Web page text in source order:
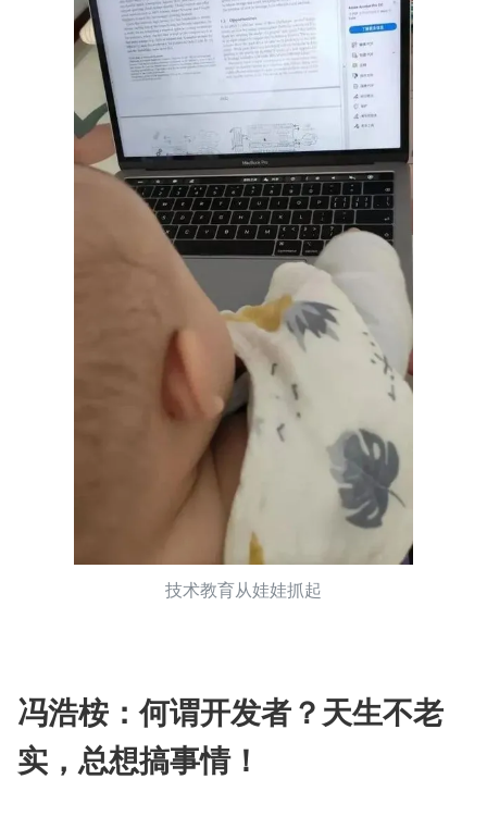
技术教育从娃娃抓起
冯浩桉：何谓开发者？天生不老
实，总想搞事情！